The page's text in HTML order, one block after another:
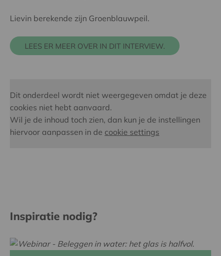
Lievin berekende zijn Groenblauwpeil.
LEES ER MEER OVER IN DIT INTERVIEW.
Dit onderdeel wordt niet weergegeven omdat je deze
cookies niet hebt aanvaard.
Wil je de inhoud toch zien, dan kun je de instellingen
hiervoor aanpassen in de cookie settings
Inspiratie nodig?